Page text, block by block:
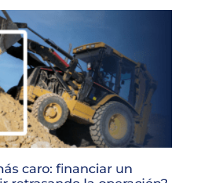
caro: financiar un